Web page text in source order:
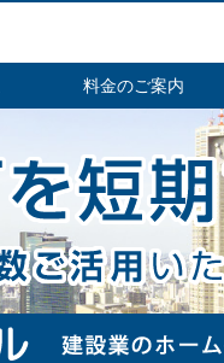
料金のご案内